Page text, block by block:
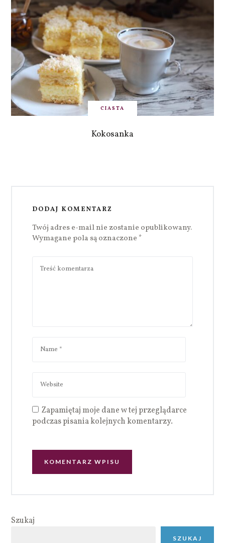
CIASTA
Kokosanka
DODAJ KOMENTARZ
Twój adres e-mail nie zostanie opublikowany.
Wymagane pola są oznaczone *
Zapamiętaj moje dane w tej przeglądarce
podczas pisania kolejnych komentarzy.
Szukaj
SZUKAJ